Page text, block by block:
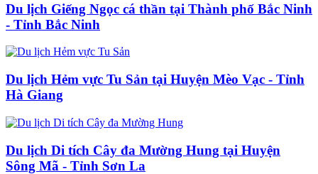
Du lịch Giếng Ngọc cá thần tại Thành phố Bắc Ninh
- Tỉnh Bắc Ninh
Du lịch Hẻm vực Tu Sản tại Huyện Mèo Vạc - Tỉnh
Hà Giang
Du lịch Di tích Cây đa Mường Hung tại Huyện
Sông Mã - Tỉnh Sơn La